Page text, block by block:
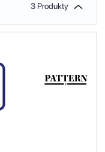
3 Produkty